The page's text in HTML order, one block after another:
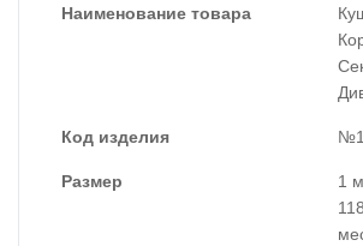
репутацией на рынке. Kabasa
дефекты прошлых продуктов, и
улучшает их. Спецификации серого
дивана-кушетки для гостиной для 2
соответствии с вашими
Наименование товара
Код изделия
Размер
1